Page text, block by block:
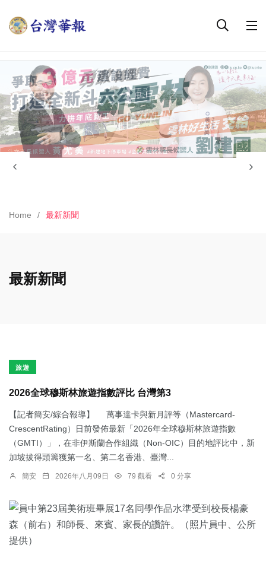
Home 最新新聞
最新新聞
旅遊
2026全球穆斯林旅遊指數評比 台灣第3
【記者簡安/綜合報導】 萬事達卡與新月評等（Mastercard-
CrescentRating）日前發佈最新「2026年全球穆斯林旅遊指數
（GMTI）」，在非伊斯蘭合作組織（Non-OIC）目的地評比中，新
加坡拔得頭籌獲第一名、第二名香港、臺灣...
簡安 2026年八月09日 79 觀看 0 分享